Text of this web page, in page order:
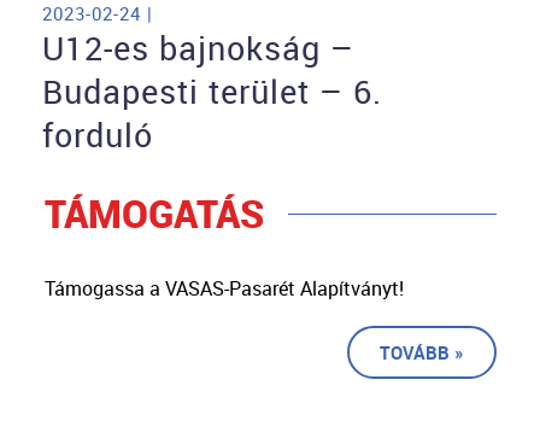
2023-02-24 |
U12-es bajnokság –
Budapesti terület – 6.
forduló
TÁMOGATÁS
Támogassa a VASAS-Pasarét Alapítványt!
TOVÁBB »